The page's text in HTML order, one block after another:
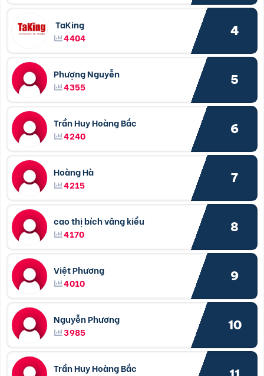
TaKing
4404
4
Phượng Nguyễn
4355
5
Trần Huy Hoàng Bắc
4240
6
Hoàng Hà
4215
7
cao thị bích vâng kiều
4170
8
Việt Phương
4010
9
Nguyễn Phương
3985
10
Trần Huy Hoàng Bắc